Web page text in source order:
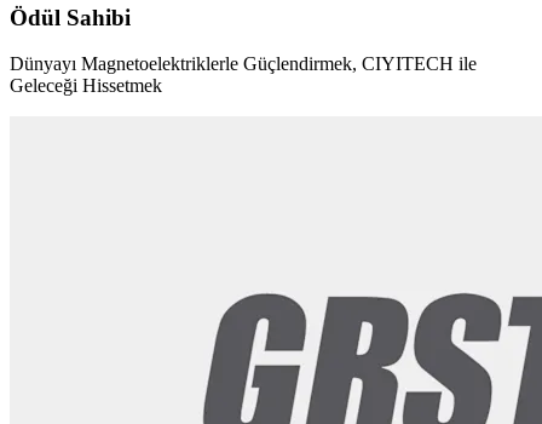
Ödül Sahibi
Dünyayı Magnetoelektriklerle Güçlendirmek, CIYITECH ile
Geleceği Hissetmek